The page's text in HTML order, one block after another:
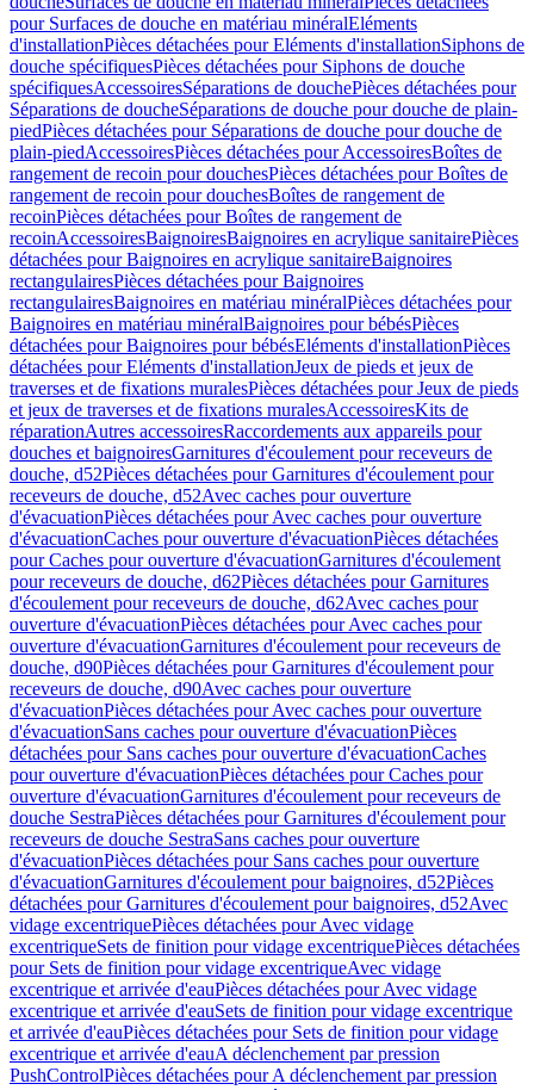
pour Surfaces de douche en matériau minéralEléments
d'installationPièces détachées pour Eléments d'installationSiphons de
douche spécifiquesPièces détachées pour Siphons de douche
spécifiquesAccessoiresSéparations de douchePièces détachées pour
Séparations de doucheSéparations de douche pour douche de plain-
piedPièces détachées pour Séparations de douche pour douche de
plain-piedAccessoiresPièces détachées pour AccessoiresBoîtes de
rangement de recoin pour douchesPièces détachées pour Boîtes de
rangement de recoin pour douchesBoîtes de rangement de
recoinPièces détachées pour Boîtes de rangement de
recoinAccessoiresBaignoiresBaignoires en acrylique sanitairePièces
détachées pour Baignoires en acrylique sanitaireBaignoires
rectangulairesPièces détachées pour Baignoires
rectangulairesBaignoires en matériau minéralPièces détachées pour
Baignoires en matériau minéralBaignoires pour bébésPièces
détachées pour Baignoires pour bébésEléments d'installationPièces
détachées pour Eléments d'installationJeux de pieds et jeux de
traverses et de fixations muralesPièces détachées pour Jeux de pieds
et jeux de traverses et de fixations muralesAccessoiresKits de
réparationAutres accessoiresRaccordements aux appareils pour
douches et baignoiresGarnitures d'écoulement pour receveurs de
douche, d52Pièces détachées pour Garnitures d'écoulement pour
receveurs de douche, d52Avec caches pour ouverture
d'évacuationPièces détachées pour Avec caches pour ouverture
d'évacuationCaches pour ouverture d'évacuationPièces détachées
pour Caches pour ouverture d'évacuationGarnitures d'écoulement
pour receveurs de douche, d62Pièces détachées pour Garnitures
d'écoulement pour receveurs de douche, d62Avec caches pour
ouverture d'évacuationPièces détachées pour Avec caches pour
ouverture d'évacuationGarnitures d'écoulement pour receveurs de
douche, d90Pièces détachées pour Garnitures d'écoulement pour
receveurs de douche, d90Avec caches pour ouverture
d'évacuationPièces détachées pour Avec caches pour ouverture
d'évacuationSans caches pour ouverture d'évacuationPièces
détachées pour Sans caches pour ouverture d'évacuationCaches
pour ouverture d'évacuationPièces détachées pour Caches pour
ouverture d'évacuationGarnitures d'écoulement pour receveurs de
douche SestraPièces détachées pour Garnitures d'écoulement pour
receveurs de douche SestraSans caches pour ouverture
d'évacuationPièces détachées pour Sans caches pour ouverture
d'évacuationGarnitures d'écoulement pour baignoires, d52Pièces
détachées pour Garnitures d'écoulement pour baignoires, d52Avec
vidage excentriquePièces détachées pour Avec vidage
excentriqueSets de finition pour vidage excentriquePièces détachées
pour Sets de finition pour vidage excentriqueAvec vidage
excentrique et arrivée d'eauPièces détachées pour Avec vidage
excentrique et arrivée d'eauSets de finition pour vidage excentrique
et arrivée d'eauPièces détachées pour Sets de finition pour vidage
excentrique et arrivée d'eauA déclenchement par pression
PushControlPièces détachées pour A déclenchement par pression